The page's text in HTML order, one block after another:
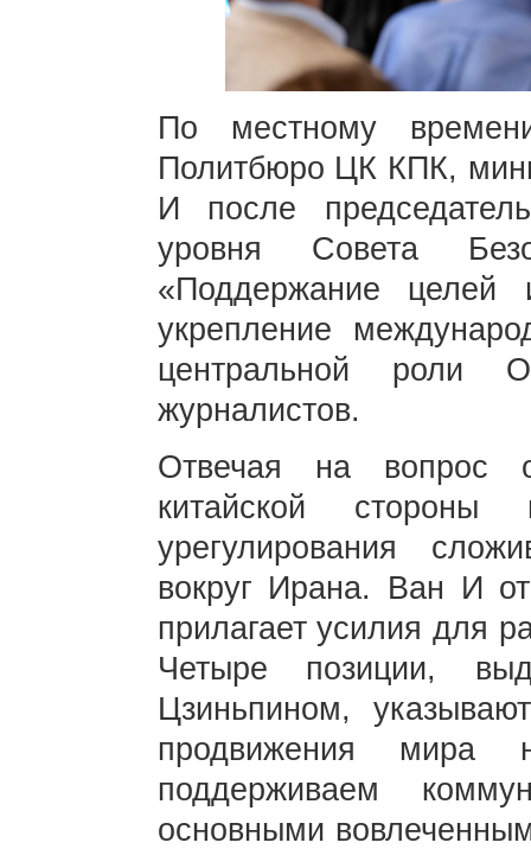
По местному
Политбюро ЦК КПК,
И после
уровня Совета
«Поддержание
укрепление
центральной роли
журналистов.
Отвечая на вопрос
китайской
урегулирования
вокруг Ирана. Ван И
прилагает усилия для
Четыре позиции,
Цзиньпином,
продвижения
поддерживаем
основными